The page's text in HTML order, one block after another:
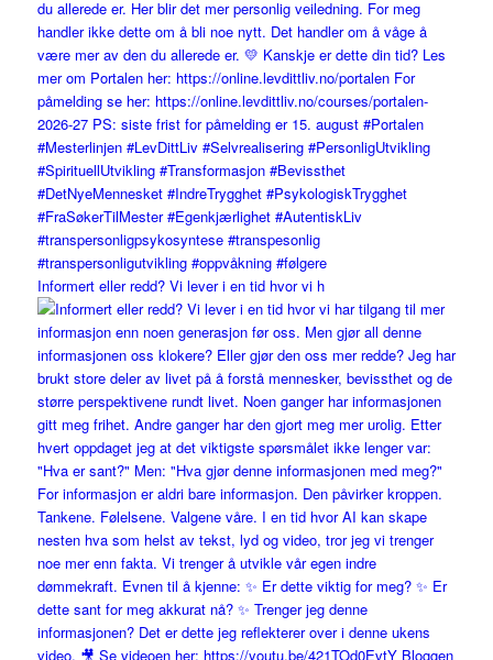
Informert eller redd? Vi lever i en tid hvor vi h